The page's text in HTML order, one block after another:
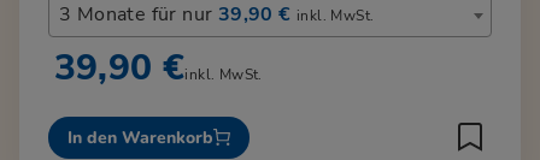
3 Monate für nur 39,90 € inkl. MwSt.
39,90 €inkl. MwSt.
In den Warenkorb